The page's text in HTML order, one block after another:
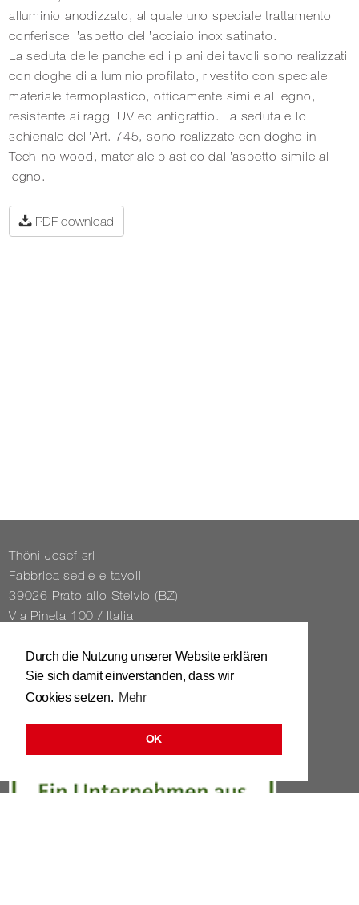
Durch die Nutzung unserer Website erklären
Sie sich damit einverstanden, dass wir
Cookies setzen. Mehr
OK
alluminio anodizzato, al quale uno speciale trattamento
conferisce l’aspetto dell’acciaio inox satinato.
La seduta delle panche ed i piani dei tavoli sono realizzati
con doghe di alluminio profilato, rivestito con speciale
materiale termoplastico, otticamente simile al legno,
resistente ai raggi UV ed antigraffio. La seduta e lo
schienale dell’Art. 745, sono realizzate con doghe in
Tech-no wood, materiale plastico dall’aspetto simile al
legno.
PDF download
Thöni Josef srl
Fabbrica sedie e tavoli
39026 Prato allo Stelvio (BZ)
Via Pineta 100 / Italia
Tel. 0039 / 0473 / 61 62 43
info@​stuhl.​it